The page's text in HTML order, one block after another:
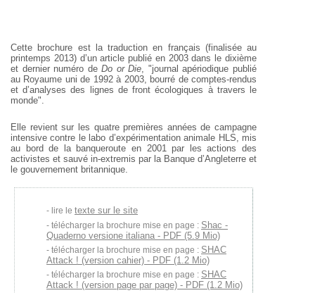
Cette brochure est la traduction en français (finalisée au
printemps 2013) d’un article publié en 2003 dans le dixième
et dernier numéro deDo or Die, "journal apériodique publié
au Royaume uni de 1992 à 2003, bourré de comptes-rendus
et d’analyses des lignes de front écologiques à travers le
monde".
Elle revient sur les quatre premières années de campagne
intensive contre le labo d’expérimentation animale HLS, mis
au bord de la banqueroute en 2001 par les actions des
activistes et sauvé in-extremis par la Banque d’Angleterre et
le gouvernement britannique.
lire le texte sur le site
télécharger la brochure mise en page : Shac -
Quaderno versione italiana - PDF (5.9 Mio)
télécharger la brochure mise en page : SHAC
Attack ! (version cahier) - PDF (1.2 Mio)
télécharger la brochure mise en page : SHAC
Attack ! (version page par page) - PDF (1.2 Mio)